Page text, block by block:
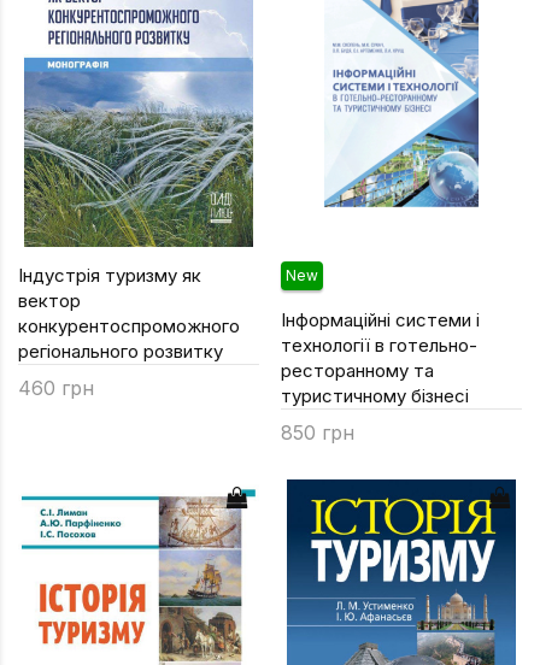
Музично-
Техніка та
Дизайн
Сільське
Інші книги
Індустрія туризму як
вектор
конкурентоспроможного
регіонального розвитку
460 грн
New
Інформаційні системи і
технології в готельно-
ресторанному та
туристичному бізнесі
850 грн